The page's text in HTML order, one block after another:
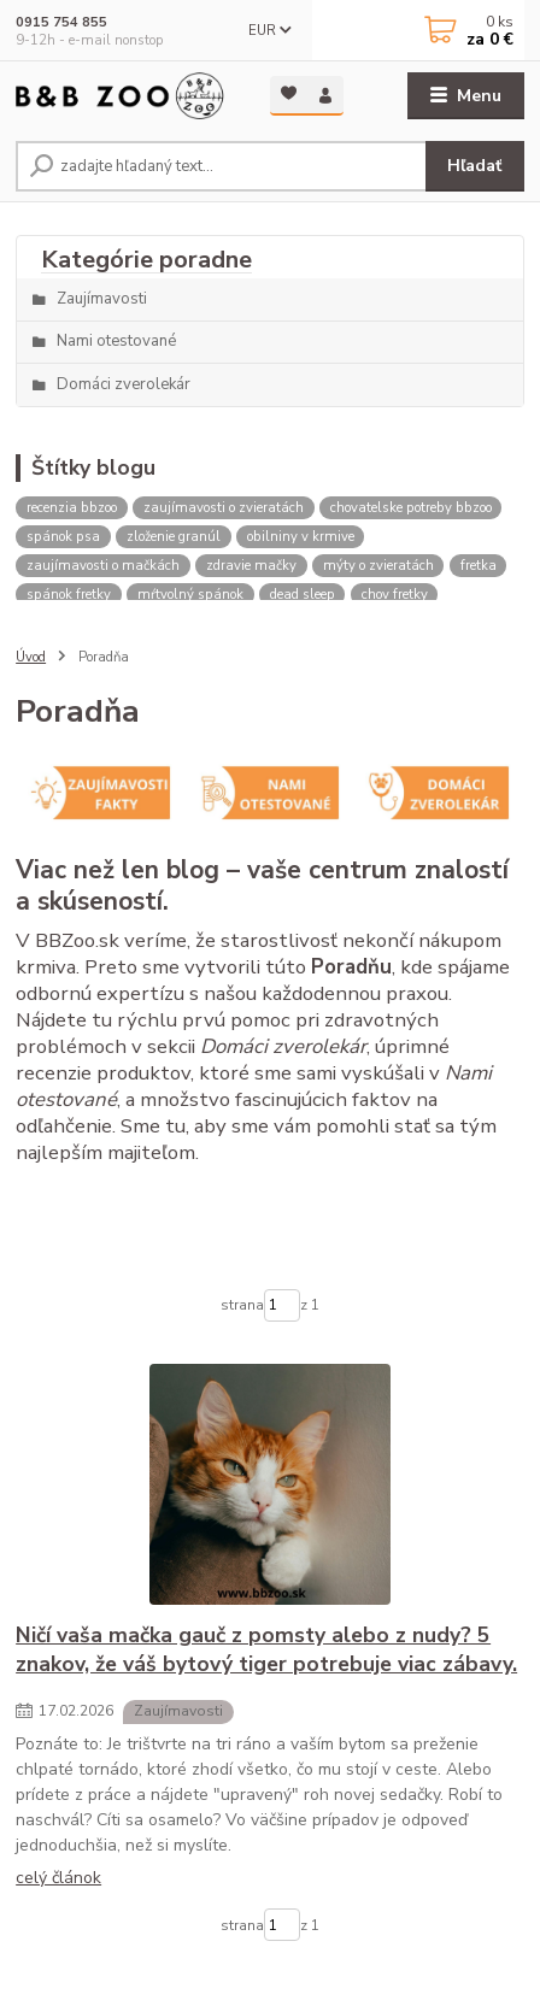
Menu
EUR
Hľadať
0915 754 855
9-12h - e-mail nonstop
0 ks
za 0 €
Zaujímavosti
Nami otestované
Domáci zverolekár
Štítky blogu
recenzia bbzoo zaujímavosti o zvieratách
chovatelske potreby bbzoo
spánok psa
zloženie granúl
obilniny v krmive
zaujímavosti o mačkách
zdravie mačky mýty o zvieratách
fretka
spánok fretky
mŕtvolný spánok dead sleep
chov fretky
ako zmerať psa
zmena času
zimný čas
pivovarské kvasnice
srsť pes
imunita zviera
Saccharomyces cerevisiae
B vitamíny
doplnky pre zvieratá
zdravé trávenie
ako čítať obaly
kvalitné granule pre psa
mačacie kŕmenie
mačacie fúzy mačací spánok
mačacia hygiena
starostlivosť o mačku
Úvod Poradňa
Poradňa
Viac než len blog – vaše centrum znalostí
a skúseností.
V BBZoo.sk veríme, že starostlivosť nekončí nákupom
krmiva. Preto sme vytvorili túto Poradňu, kde spájame
odbornú expertízu s našou každodennou praxou.
Nájdete tu rýchlu prvú pomoc pri zdravotných
problémoch v sekcii Domáci zverolekár, úprimné
recenzie produktov, ktoré sme sami vyskúšali v Nami
otestované, a množstvo fascinujúcich faktov na
odľahčenie. Sme tu, aby sme vám pomohli stať sa tým
najlepším majiteľom.
strana z 1
Ničí vaša mačka gauč z pomsty alebo z nudy? 5
znakov, že váš bytový tiger potrebuje viac zábavy.
17.02.2026 Zaujímavosti
Poznáte to: Je trištvrte na tri ráno a vaším bytom sa preženie
chlpaté tornádo, ktoré zhodí všetko, čo mu stojí v ceste. Alebo
prídete z práce a nájdete "upravený" roh novej sedačky. Robí to
naschvál? Cíti sa osamelo? Vo väčšine prípadov je odpoveď
jednoduchšia, než si myslíte.
celý článok
strana z 1